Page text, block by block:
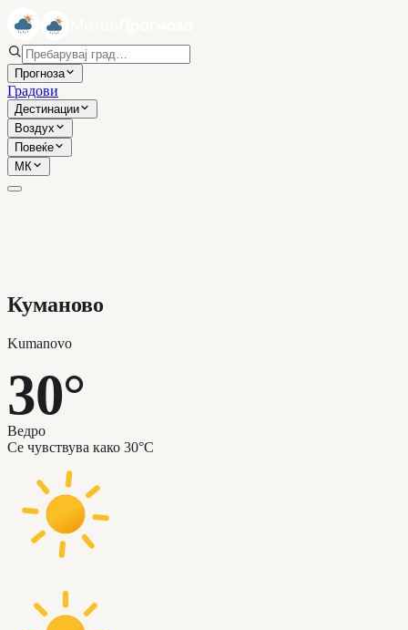
Прогноза
Градови
Дестинации
Воздух
Повеќе
МК
Куманово
Kumanovo
30°
Ведро
Се чувствува како 30°C